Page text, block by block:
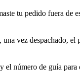
tu pedido fuera de
vez despachado,
número de guía para